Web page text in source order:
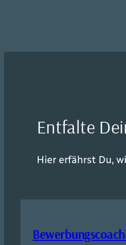
Entfalte
Hier erfährst Du,